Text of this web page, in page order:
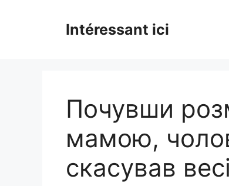
Intéressant ici
Почувши
мамою,
скасував